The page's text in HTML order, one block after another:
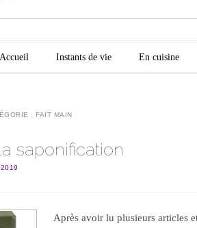
Accueil Instants de vie En cuisine
: FAIT MAIN
saponification
Après avoir lu plusieurs articles